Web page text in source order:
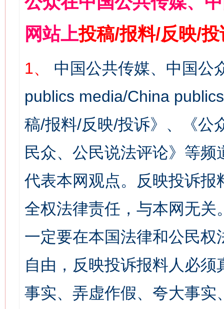
网站上投稿/报料/反映/
1、
中国公共传媒、中国公
publics media/China
稿/报料/反映/投诉》、《公
民众、公民说法评论》等
代表本网观点。反映投诉
全权法律责任，与本网无
一定要在本国法律和公民
自由，反映投诉报料人必
事实、弄虚作假、夸大事